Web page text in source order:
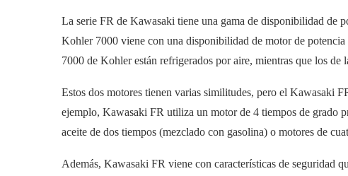
La serie FR de Kawasaki tiene una gama de disponibilidad de
Kohler 7000 viene con una disponibilidad de motor de
7000 de Kohler están refrigerados por aire, mientras que los
Estos dos motores tienen varias similitudes, pero el Kawasaki
ejemplo, Kawasaki FR utiliza un motor de 4 tiempos de grado
aceite de dos tiempos (mezclado con gasolina) o motores de
Además, Kawasaki FR viene con características de seguridad